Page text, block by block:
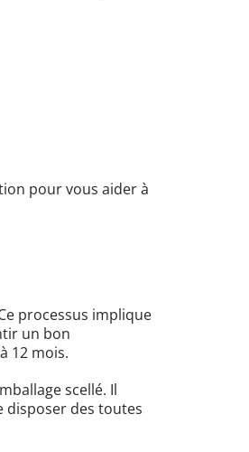
pour vous aider à
processus implique
un bon
12 mois.
scellé. Il
disposer des toutes